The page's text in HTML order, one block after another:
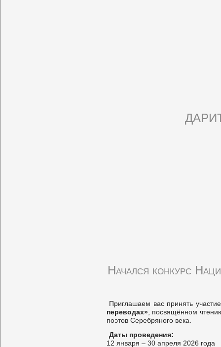
Начался конкурс
Приглашаем вас принять
переводах» , посвящённом
поэтов Серебряного века.
Даты проведения:
12 января – 30 апреля 2026 года